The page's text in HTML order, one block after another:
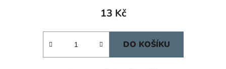
13 Kč
DO KOŠÍKU